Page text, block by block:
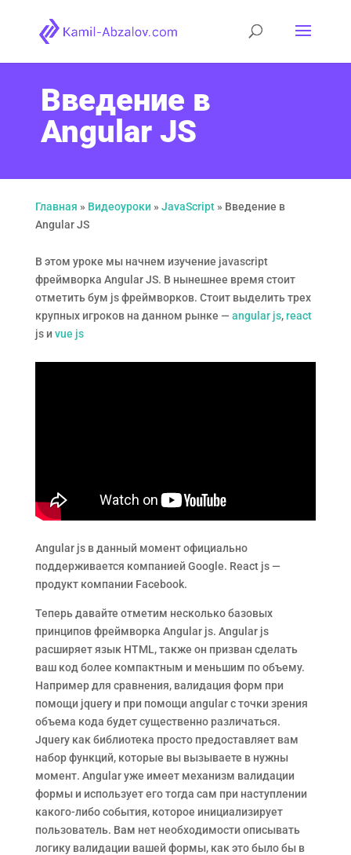
Введение в
Angular JS
Главная » Видеоуроки » JavaScript» Введение в
Angular JS
В этом уроке мы начнем изучение javascript
фреймворка Angular JS. В нынешнее время стоит
отметить бум js фреймворков. Стоит выделить трех
крупных игроков на данном рынке — angular js,react
js и vue js
Angular js в данный момент официально
поддерживается компанией Google. React js —
продукт компании Facebook.
Теперь давайте отметим несколько базовых
принципов фреймворка Angular js. Angular js
расширяет язык HTML, также он призван сделать
ваш код более компактным и меньшим по объему.
Например для сравнения, валидация форм при
помощи jquery и при помощи angular с точки зрения
объема кода будет существенно различаться.
Jquery как библиотека просто предоставляет вам
набор функций, которые вы вызываете в нужны
момент. Angular уже имеет механизм валидации
формы и использует его тогда сам при наступлении
какого-либо события, которое инициализирует
пользователь. Вам нет необходимости описывать
логику валидации вашей формы, как это было бы в